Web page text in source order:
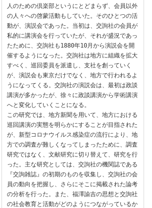
人のための倶楽部というにとどまらず、会員以外
の人々への啓蒙活動もしていた。そのひとつの活
動が、演説会であった。当初は、交詢社の会員が
私的に講演会を行っていたが、それが盛況であっ
たために、交詢社も1880年10月から演説会を開
催するようになった。交詢社は地方に組織を拡大
すべく、巡回委員を派遣し、支社を創っていく
が、演説会も東京だけでなく、地方で行われるよ
うになってくる。交詢社の演説会は、最初は政談
講演が多かったが、徐々に政談講演から学術講演
へと変化していくことになる。
この研究では、地方新聞を用いて、地方における
巡回講演の実態を明らかにすることが目指された
が、新型コロナウイルス感染症の流行により、地
方での調査が難しくなってしまったために、調査
研究ではなく、文献研究に切り替えて、研究を行
った。主な研究としては、交詢社の機関誌である
『交詢雑誌』の初期のものを収集し、交詢社の会
員の動向を把握し、さらにそこに掲載された論考
の分析を行った。また、福澤諭吉の思想と交詢社
の社会教育と活動がどのようにつながっているか